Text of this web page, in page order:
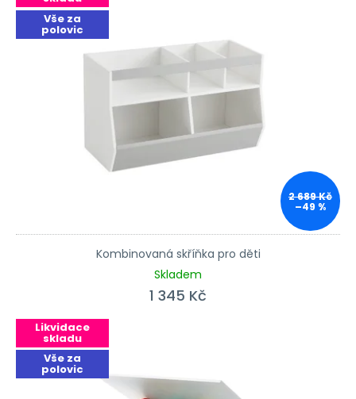
Vše za
polovic
2 689 Kč
–49 %
Kombinovaná skříňka pro děti
Skladem
1 345 Kč
Likvidace
skladu
Vše za
polovic